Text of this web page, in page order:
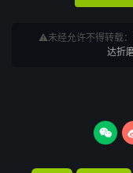
⚠️未经允许不得转载：
达折
